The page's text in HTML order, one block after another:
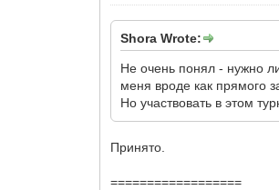
Shora Wrote:
Не очень понял - нужно
меня вроде как прямого
Но участвовать в этом
Принято.
==================